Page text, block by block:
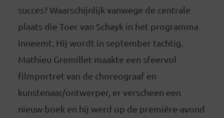
succes? Waarschijnlijk vanwege de centrale
plaats die Toer van Schayk in het programma
inneemt. Hij wordt in september tachtig.
Mathieu Gremillet maakte een sfeervol
filmportret van de choreograaf en
kunstenaar/ontwerper, er verscheen een
nieuw boek en hij werd op de première-avond